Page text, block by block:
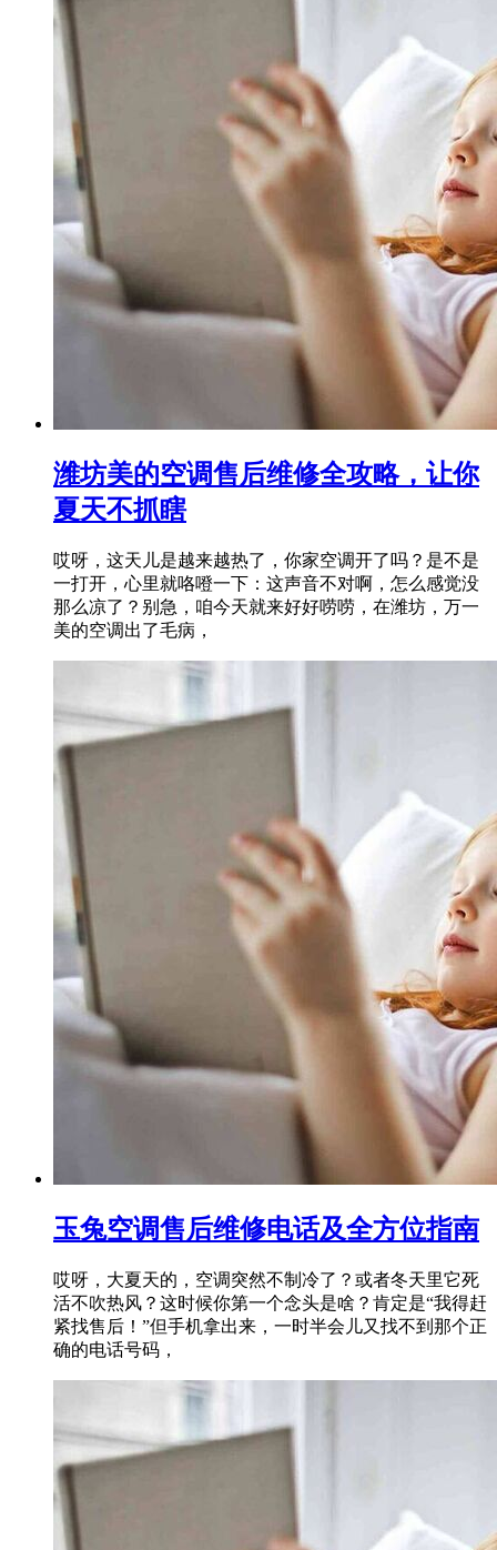
潍坊美的空调售后维修全攻略，让你
夏天不抓瞎
哎呀，这天儿是越来越热了，你家空调开了吗？是不是
一打开，心里就咯噔一下：这声音不对啊，怎么感觉没
那么凉了？别急，咱今天就来好好唠唠，在潍坊，万一
美的空调出了毛病，
玉兔空调售后维修电话及全方位指南
哎呀，大夏天的，空调突然不制冷了？或者冬天里它死
活不吹热风？这时候你第一个念头是啥？肯定是“我得赶
紧找售后！”但手机拿出来，一时半会儿又找不到那个正
确的电话号码，